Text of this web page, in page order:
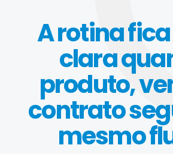
A rotina
clara
produto,
contrato
mesmo